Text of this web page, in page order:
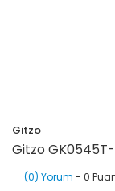
Gitzo
Gitzo
(0) Yorum - 0